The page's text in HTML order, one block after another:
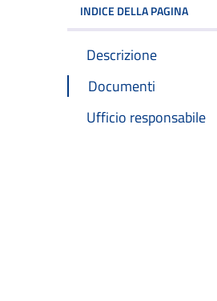
INDICE DELLA PAGINA
Descrizione
Documenti
Ufficio responsabile